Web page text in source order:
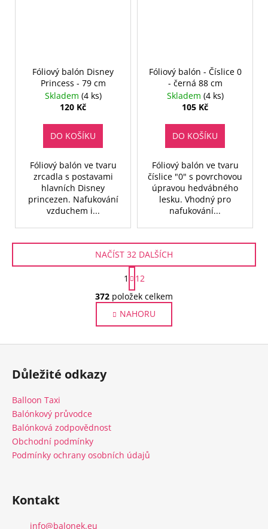
Fóliový balón Disney
Princess - 79 cm
Skladem (4 ks)
120 Kč
DO KOŠÍKU
Fóliový balón ve tvaru
zrcadla s postavami
hlavních Disney
princezen. Nafukování
vzduchem i...
Fóliový balón - Číslice 0
- černá 88 cm
Skladem (4 ks)
105 Kč
DO KOŠÍKU
Fóliový balón ve tvaru
číslice "0" s povrchovou
úpravou hedvábného
lesku. Vhodný pro
nafukování...
O
v
l
á
d
y
v
NAČÍST 32 DALŠÍCH
S
t
r
á
n
k
1
12
372 položek celkem
NAHORU
Důležité odkazy
Balloon Taxi
Balónkový průvodce
Balónková zodpovědnost
Obchodní podmínky
Podmínky ochrany osobních údajů
Kontakt
info@balonek.eu